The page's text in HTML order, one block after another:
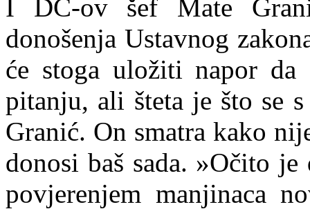
I DC-ov šef Mate
donošenja Ustavnog
će stoga uložiti napor da
pitanju, ali šteta je što se
Granić. On smatra kako
donosi baš sada. »Očito
povjerenjem manjinaca